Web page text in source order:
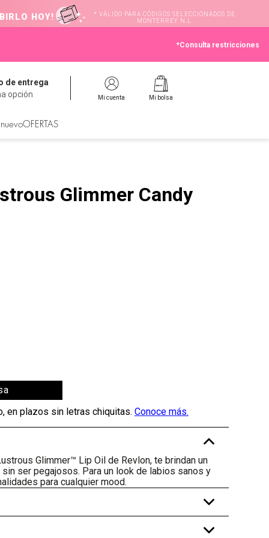
HOY!
* VÁLIDO PARA CÓDIGOS SELECCIONADOS DE
MONTERREY N.L
*Consulta restricciones
de entrega
opción
Mi cuenta Mi bolsa
OFERTAS
Glimmer Candy
-
Glimmer™ Lip Oil de Revlon, te brindan un
ser pegajosos. Para un look de labios sanos y
para cualquier mood.
+
+